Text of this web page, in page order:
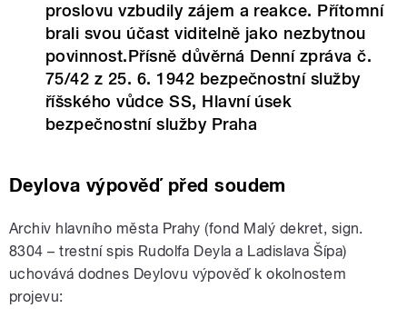
proslovu vzbudily zájem a reakce. Přítomní
brali svou účast viditelně jako nezbytnou
povinnost.Přísně důvěrná Denní zpráva č.
75/42 z 25. 6. 1942 bezpečnostní služby
říšského vůdce SS, Hlavní úsek
bezpečnostní služby Praha
Deylova výpověď před soudem
Archiv hlavního města Prahy (fond Malý dekret, sign.
8304 – trestní spis Rudolfa Deyla a Ladislava Šípa)
uchovává dodnes Deylovu výpověď k okolnostem
projevu: